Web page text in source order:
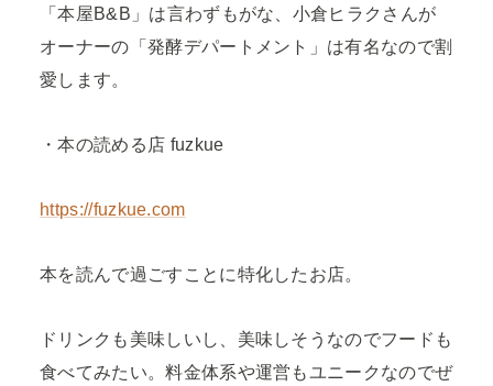
「本屋B&B」は言わずもがな、小倉ヒラクさんが
オーナーの「発酵デパートメント」は有名なので割
愛します。
・本の読める店 fuzkue
https://fuzkue.com
本を読んで過ごすことに特化したお店。
ドリンクも美味しいし、美味しそうなのでフードも
食べてみたい。料金体系や運営もユニークなのでぜ